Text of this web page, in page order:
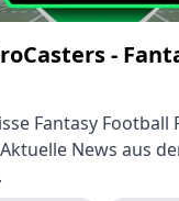
-
Fantasy Football
News aus